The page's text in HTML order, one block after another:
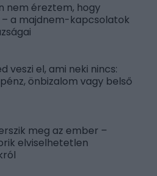
nem éreztem, hogy
– a majdnem-kapcsolatok
veszi el, ami neki nincs:
önbizalom vagy belső
meg az ember –
elviselhetetlen